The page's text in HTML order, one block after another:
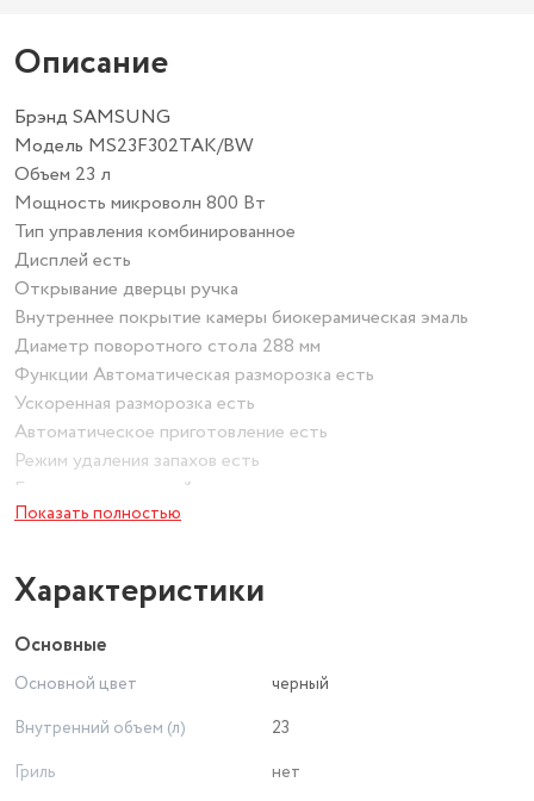
Описание
Брэнд SAMSUNG
Модель MS23F302TAK/BW
Объем 23 л
Мощность микроволн 800 Вт
Тип управления комбинированное
Дисплей есть
Открывание дверцы ручка
Внутреннее покрытие камеры биокерамическая эмаль
Диаметр поворотного стола 288 мм
Функции Автоматическая разморозка есть
Ускоренная разморозка есть
Автоматическое приготовление есть
Режим удаления запахов есть
Блокировка отдетей есть
Память рецептов есть
Цвет черный
Размеры (ШхВхГ) 48.9 х 27.5 х 37.4 см
Внутренние размеры камеры (ШхВхГ) 33 х 21.1 х 32.4 см
Показать полностью
Характеристики
Основные
Основной цвет
черный
Внутренний объем (л)
23
Гриль
нет